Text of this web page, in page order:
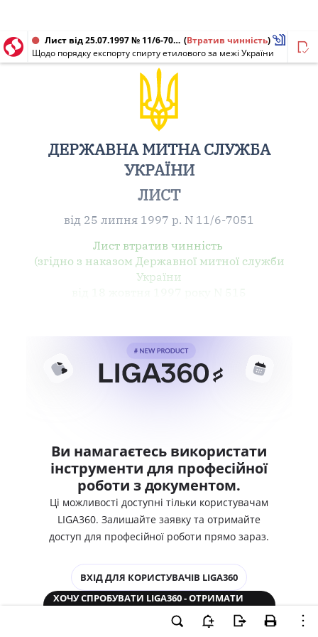
Лист від 25.07.1997 № 11/6-7051 (Втратив чинність)
Щодо порядку експорту спирту етилового за межі України
ДЕРЖАВНА МИТНА СЛУЖБА
УКРАЇНИ
ЛИСТ
від 25 липня 1997 р. N 11/6-7051
Лист втратив чинність
(згідно з наказом Державної митної служби
України
Ви намагаєтесь використати
інструменти для професійної
роботи з документом.
Ці можливості доступні тільки користувачам
LIGA360. Залишайте заявку та отримайте
доступ для професійної роботи прямо зараз.
ВХІД ДЛЯ КОРИСТУВАЧІВ LIGA360
ХОЧУ СПРОБУВАТИ LIGA360 - ОТРИМАТИ